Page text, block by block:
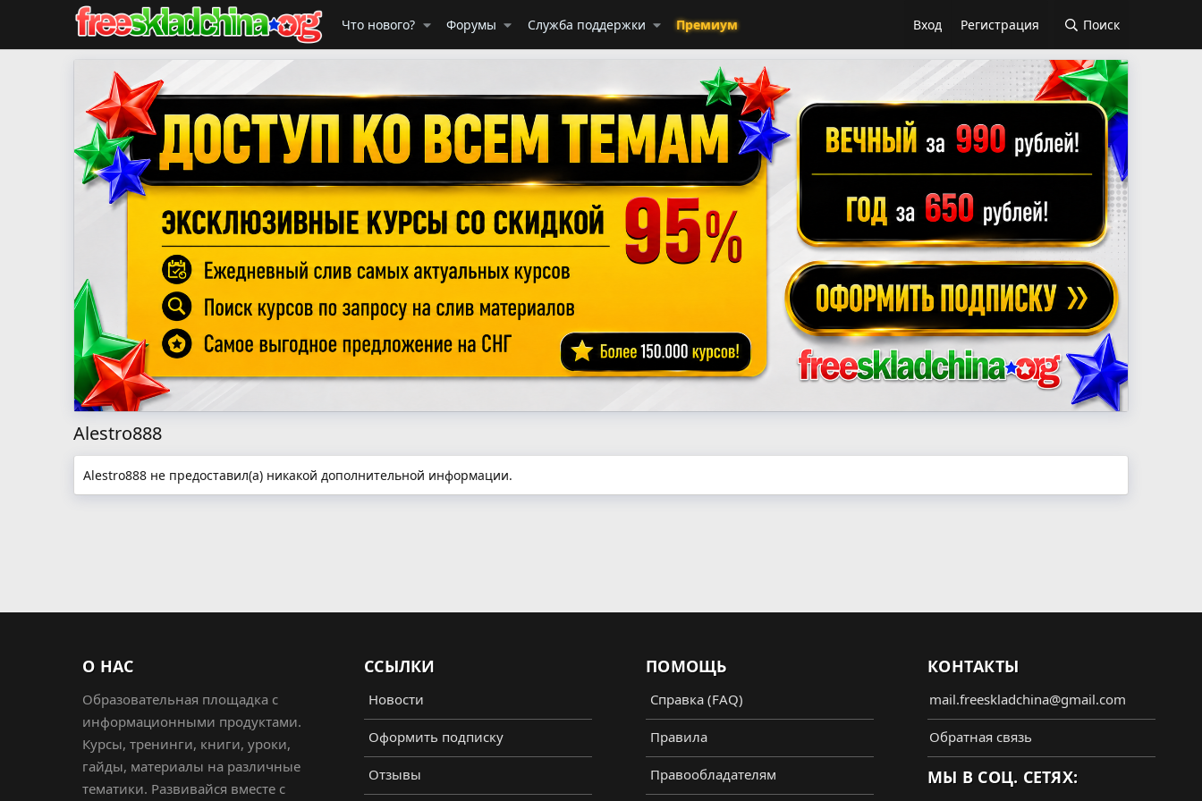
Что нового? Форумы Служба поддержки Премиум Вход Регистрация Поиск
Alestro888
Alestro888 не предоставил(а) никакой дополнительной информации.
О НАС
Образовательная площадка с
информационными продуктами.
Курсы, тренинги, книги, уроки,
гайды, материалы на различные
тематики. Развивайся вместе с
ССЫЛКИ
Новости
Оформить подписку
Отзывы
ПОМОЩЬ
Справка (FAQ)
Правила
Правообладателям
КОНТАКТЫ
mail.freeskladchina@gmail.com
Обратная связь
МЫ В СОЦ. СЕТЯХ: